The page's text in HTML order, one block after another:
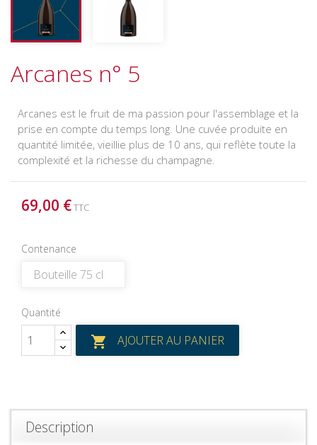
Arcanes n° 5
Arcanes est le fruit de ma passion pour l'assemblage et la
prise en compte du temps long. Une cuvée produite en
quantité limitée, vieillie plus de 10 ans, qui reflète toute la
complexité et la richesse du champagne.
69,00 €TTC
Contenance
Quantité
 AJOUTER AU PANIER
Description